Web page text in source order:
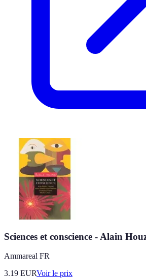
Sciences et conscience - Alain
Ammareal FR
3.19 EURVoir le prix